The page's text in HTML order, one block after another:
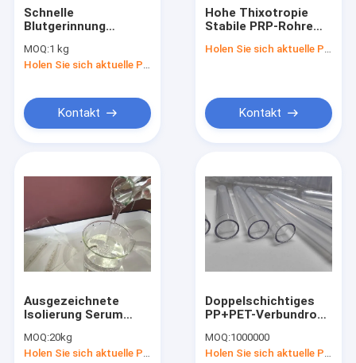
Schnelle
Blutgerinnung
verkürzen die
Blutgerinnungszeit
MOQ:1 kg
Kontakt
Hohe Thixotropie
Stabile PRP-Rohre
für die Herstellung
Holen Sie sich aktuelle Preis
Kontakt
Ausgezeichnete
Isolierung Serum
Saubere Schicht
nach Zentrifugation
MOQ:20kg
Doppelschichtiges
PP+PET-Verbundrohr,
Extrusionsrohr aus
lebensmittelechtem
MOQ:1000000